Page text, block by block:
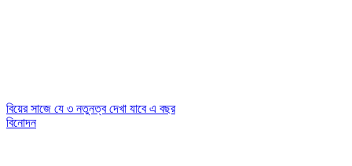
বিয়ের সাজে যে ৩ নতুনত্ব দেখা যাবে এ বছর
বিনোদন